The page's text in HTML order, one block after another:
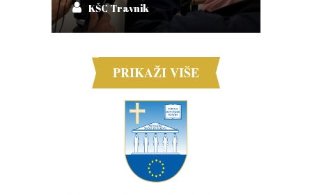
KŠC Travnik
PRIKAŽI VIŠE